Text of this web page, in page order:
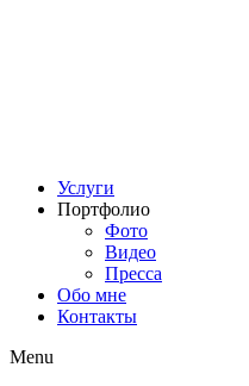
Услуги
Портфолио
Фото
Видео
Пресса
Обо мне
Контакты
Menu